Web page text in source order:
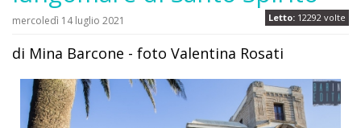
Letto: 12292 volte
mercoledì 14 luglio 2021
di Mina Barcone - foto Valentina Rosati